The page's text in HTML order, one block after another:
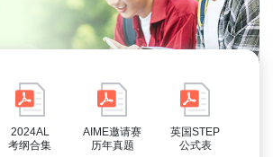
2024AL
考纲合集
AIME邀请赛
历年真题
英国STEP
公式表